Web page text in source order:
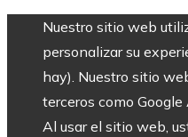
Nuestro sitio web
personalizar su
hay). Nuestro sitio
terceros como
Al usar el sitio web,